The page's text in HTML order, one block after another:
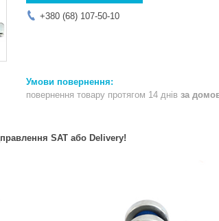
+380 (68) 107-50-10
повернення товару протягом 14 днів за
SAT або Delivery!